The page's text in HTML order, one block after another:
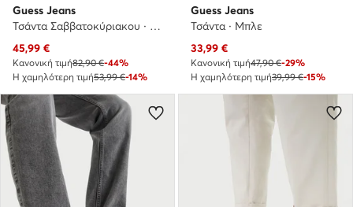
Guess Jeans
Τσάντα Σαββατοκύριακου · Σκούρο μπλε
Τρέχουσα τιμή
45,99 €
Κανονική τιμή82,90 €-44%
Η χαμηλότερη τιμή53,99 €-14%
Guess Jeans
Τσάντα · Μπλε
Τρέχουσα τιμή
33,99 €
Κανονική τιμή47,90 €-29%
Η χαμηλότερη τιμή39,99 €-15%